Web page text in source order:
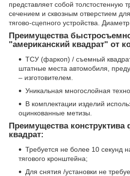
представляет собой толстостенную
сечением и сквозным отверстием
тягово-сцепного устройства.
Преимущества
"американский квадрат" от
ТСУ (фаркоп) / съемный
штатные места автомобиля,
– изготовителем.
Уникальная многослойная
В комплектации изделий
оцинкованные метизы.
Преимущества
квадрат:
Требуется не более 10 секунд
тягового кронштейна;
Для снятия /установки не